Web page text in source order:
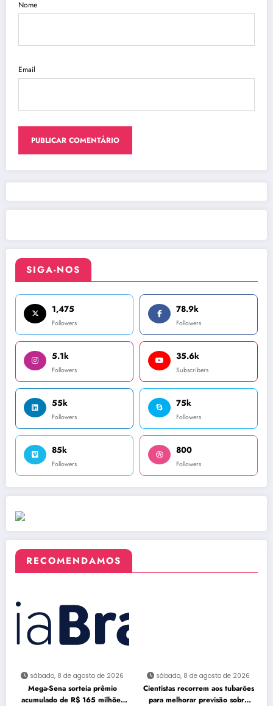
SIGA-NOS
1,475
Followers
78.9k
Followers
5.1k
Followers
35.6k
Subscribers
55k
Followers
75k
Followers
85k
Followers
800
Followers
RECOMENDAMOS
sábado, 8 de agosto de 2026
Mega-Sena sorteia prêmio
acumulado de R$ 165 milhões
sábado, 8 de agosto de 2026
Cientistas recorrem aos tubarões
para melhorar previsão sobre
Nome
Email